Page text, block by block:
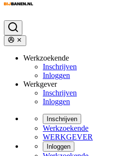
Werkzoekende
Inschrijven
Inloggen
Werkgever
Inschrijven
Inloggen
Inschrijven
Werkzoekende
WERKGEVER
Inloggen